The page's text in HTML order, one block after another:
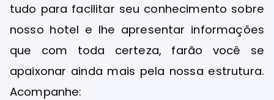
tudo para facilitar seu conhecimento sobre
nosso hotel e lhe apresentar informações
que com toda certeza, farão você se
apaixonar ainda mais pela nossa estrutura.
Acompanhe: